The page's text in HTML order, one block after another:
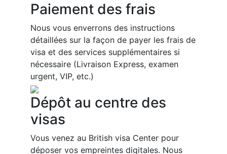
Paiement des frais
Nous vous enverrons des instructions
détaillées sur la façon de payer les frais de
visa et des services supplémentaires si
nécessaire (Livraison Express, examen
urgent, VIP, etc.)
Dépôt au centre des
visas
Vous venez au British visa Center pour
déposer vos empreintes digitales. Nous